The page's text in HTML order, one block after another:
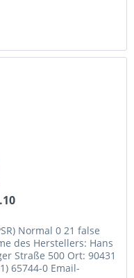
Normal 0 21 false
des Herstellers: Hans
Straße 500 Ort: 90431
65744-0 Email-